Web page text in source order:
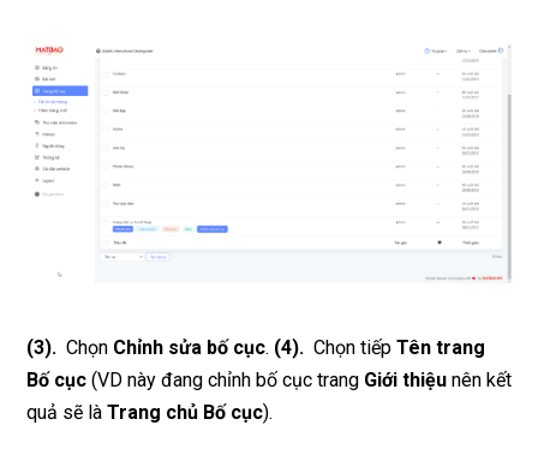
(3). Chọn Chỉnh sửa bố cục. (4). Chọn tiếp Tên trang
Bố cục (VD này đang chỉnh bố cục trang Giới thiệu nên kết
quả sẽ là Trang chủ Bố cục).